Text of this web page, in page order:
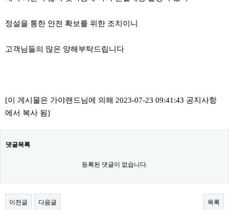
정설을 통한 안전 확보를 위한 조치이니
고객님들의 많은 양해부탁드립니다
[이 게시물은 가야랜드님에 의해 2023-07-23 09:41:43 공지사항
에서 복사 됨]
댓글목록
등록된 댓글이 없습니다.
이전글 다음글 목록